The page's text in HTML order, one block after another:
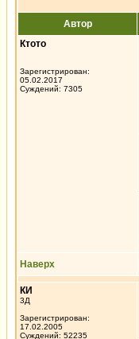
Автор
Ктото
Зарегистрирован:
05.02.2017
Суждений: 7305
Наверх
КИ
3Д
Зарегистрирован:
17.02.2005
Суждений: 52235